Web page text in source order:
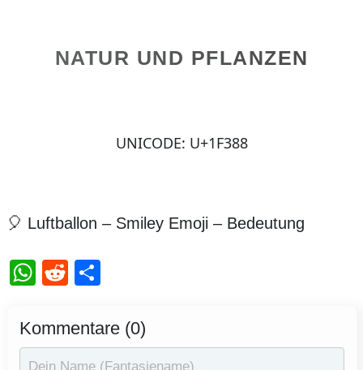
NATUR UND PFLANZEN
UNICODE: U+1F388
🎈 Luftballon – Smiley Emoji – Bedeutung
WhatsApp
Reddit
Teilen
Kommentare (0)